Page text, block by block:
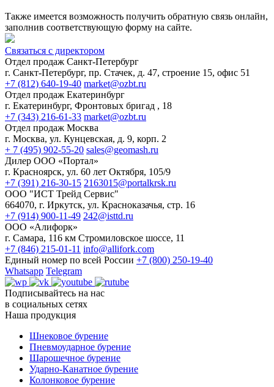
Также имеется возможность получить обратную связь онлайн,
заполнив соответствующую форму на сайте.
Связаться с директором
Отдел продаж Санкт-Петербург
г. Санкт-Петербург, пр. Стачек, д. 47, строение 15, офис 51
+7 (812) 640-19-40 market@ozbt.ru
Отдел продаж Екатеринбург
г. Екатеринбург, Фронтовых бригад , 18
+7 (343) 216-61-33 market@ozbt.ru
Отдел продаж Москва
г. Москва, ул. Кунцевская, д. 9, корп. 2
+ 7 (495) 902-55-20 sales@geomash.ru
Дилер ООО «Портал»
г. Красноярск, ул. 60 лет Октября, 105/9
+7 (391) 216-30-15 2163015@portalkrsk.ru
ООО "ИСТ Трейд Сервис"
664070, г. Иркутск, ул. Красноказачья, стр. 16
+7 (914) 900-11-49 242@isttd.ru
ООО «Алифорк»
г. Самара, 116 км Стромиловское шоссе, 11
+7 (846) 215-01-11 info@allifork.com
Единый номер по всей России +7 (800) 250-19-40
Whatsapp Telegram
Подписывайтесь на нас
в социальных сетях
Наша продукция
Шнековое бурение
Пневмоударное бурение
Шарошечное бурение
Ударно-Канатное бурение
Колонковое бурение